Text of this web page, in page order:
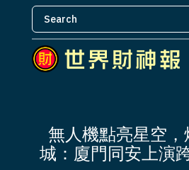
無人機點亮星空
城：廈門同安上演